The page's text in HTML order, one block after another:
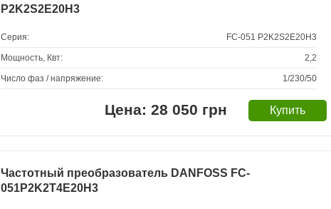
P2K2S2E20H3
Серия: FC-051 P2K2S2E20H3
Мощность, Квт: 2,2
Число фаз / напряжение: 1/230/50
28 050 грн
Частотный преобразователь DANFOSS FC-
051P2K2T4E20H3